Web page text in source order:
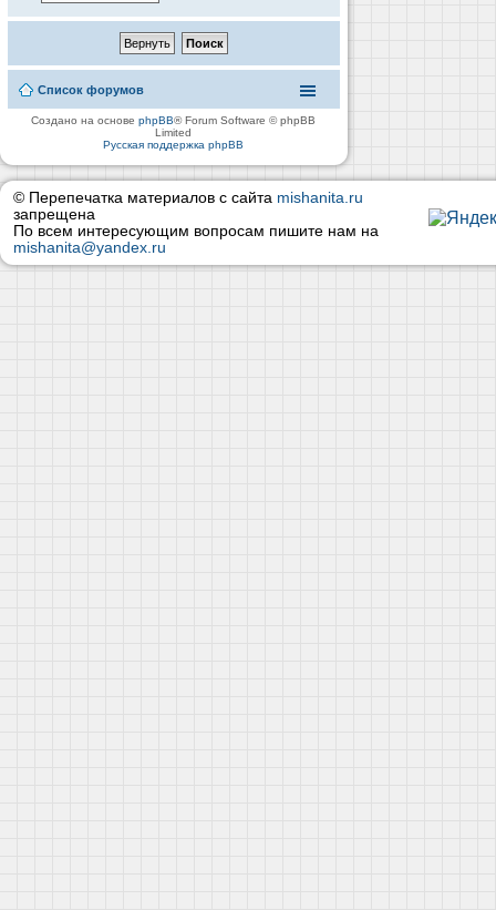
Список форумов
Создано на основеphpBB® Forum Software © phpBB
Limited
Русская поддержка phpBB
© Перепечатка материалов с сайта mishanita.ru
запрещена
По всем интересующим вопросам пишите нам на
mishanita@yandex.ru